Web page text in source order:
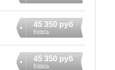
45 350 руб
Купить
45 350 руб
Купить